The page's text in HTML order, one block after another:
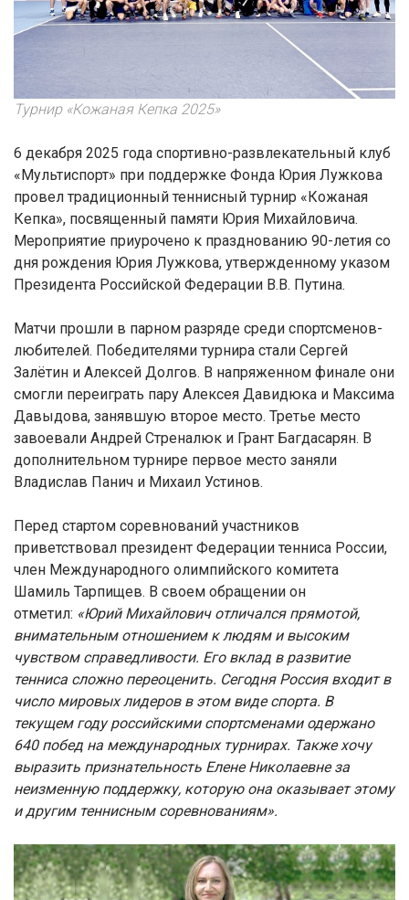
Турнир «Кожаная Кепка 2025»
6 декабря 2025 года спортивно-развлекательный клуб
«Мультиспорт» при поддержке Фонда Юрия Лужкова
провел традиционный теннисный турнир «Кожаная
Кепка», посвященный памяти Юрия Михайловича.
Мероприятие приурочено к празднованию 90-летия со
дня рождения Юрия Лужкова, утвержденному указом
Президента Российской Федерации В.В. Путина.
Матчи прошли в парном разряде среди спортсменов-
любителей. Победителями турнира стали Сергей
Залëтин и Алексей Долгов. В напряженном финале они
смогли переиграть пару Алексея Давидюка и Максима
Давыдова, занявшую второе место. Третье место
завоевали Андрей Стреналюк и Грант Багдасарян. В
дополнительном турнире первое место заняли
Владислав Панич и Михаил Устинов.
Перед стартом соревнований участников
приветствовал президент Федерации тенниса России,
член Международного олимпийского комитета
Шамиль Тарпищев. В своем обращении он
отметил: «Юрий Михайлович отличался прямотой,
внимательным отношением к людям и высоким
чувством справедливости. Его вклад в развитие
тенниса сложно переоценить. Сегодня Россия входит в
число мировых лидеров в этом виде спорта. В
текущем году российскими спортсменами одержано
640 побед на международных турнирах. Также хочу
выразить признательность Елене Николаевне за
неизменную поддержку, которую она оказывает этому
и другим теннисным соревнованиям».